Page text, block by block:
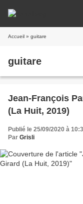
Accueil » guitare
guitare
Jean-François
(La Huit, 2019)
Publié le 25/09/2020 à
Par Grisli